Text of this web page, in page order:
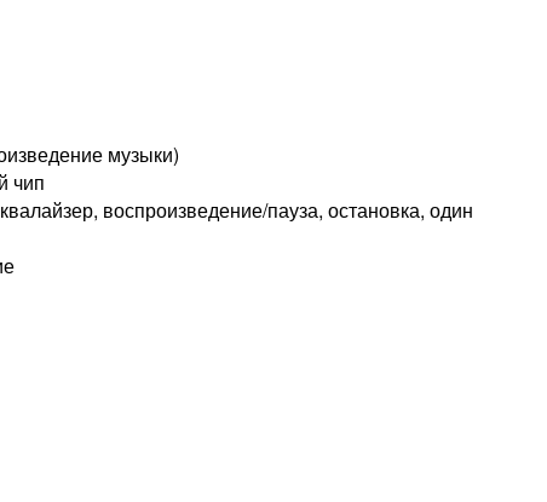
музыки)
чип
воспроизведение/пауза, остановка, один